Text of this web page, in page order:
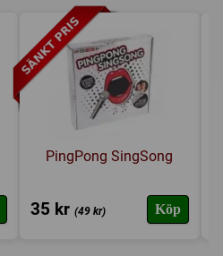
PingPong SingSong
35 kr (49 kr) Köp